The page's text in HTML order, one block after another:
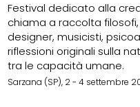
Festival dedicato alla
chiama a raccolta
designer, musicisti,
riflessioni originali sulla
tra le capacità umane.
Sarzana (SP), 2 - 4 settembre